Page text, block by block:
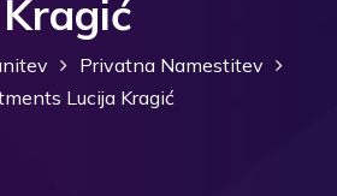
Kragić
Privatna Namestitev
Lucija Kragić